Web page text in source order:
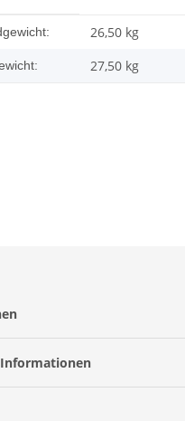
26,50 kg
27,50 kg